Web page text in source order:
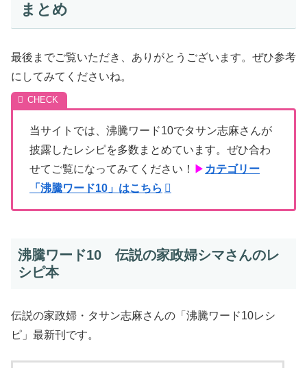
まとめ
最後までご覧いただき、ありがとうございます。ぜひ参考
にしてみてくださいね。
当サイトでは、沸騰ワード10でタサン志麻さんが
披露したレシピを多数まとめています。ぜひ合わ
せてご覧になってみてください！ ▶ カテゴリー
「沸騰ワード10」はこちら
沸騰ワード10 伝説の家政婦シマさんのレ
シピ本
伝説の家政婦・タサン志麻さんの「沸騰ワード10レシ
ピ」最新刊です。